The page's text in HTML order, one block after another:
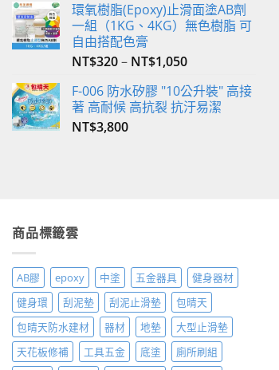
環氧樹脂(Epoxy)止滑面塗AB劑
一組（1KG、4KG）無色樹脂 可
自由搭配色膏
NT$320– NT$1,050
F-006 防水矽膠 "10公升裝" 高接
著 高耐候 高抗裂 抗汙易潔
NT$3,800
商品標籤雲
AB膠 epoxy 中塗 五金器具
健身器材
健身環
刮泥墊 刮泥止滑墊
包晴天
包晴天防水建材
器材 地墊
大型止滑墊
天花板修補
工具五金 底塗
廁所刷組